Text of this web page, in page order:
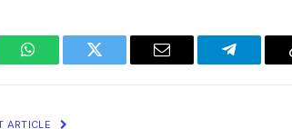
WhatsAppTwitter Email Telegram
ARTICLE